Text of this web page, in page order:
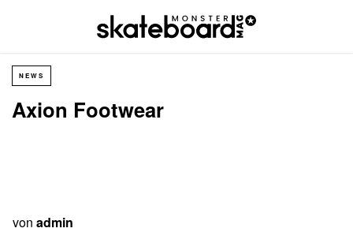
NEWS
Axion Footwear
von admin